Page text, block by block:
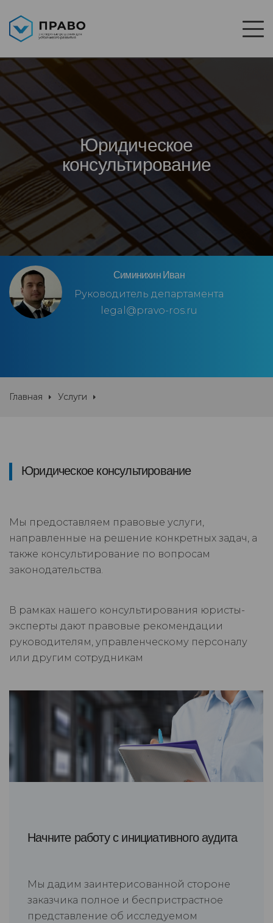
Юридическое
консультирование
Симинихин Иван
Руководитель департамента
legal@pravo-ros.ru
Главная Услуги
Юридическое консультирование
Мы предоставляем правовые услуги,
направленные на решение конкретных задач, а
также консультирование по вопросам
законодательства.
В рамках нашего консультирования юристы-
эксперты дают правовые рекомендации
руководителям, управленческому персоналу
или другим сотрудникам
Начните работу с инициативного аудита
Мы дадим заинтерисованной стороне
заказчика полное и беспристрастное
представление об исследуемом